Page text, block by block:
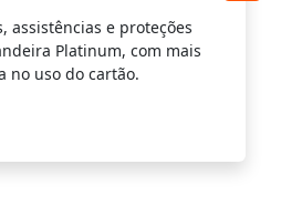
assistências e proteções
Platinum, com mais
no uso do cartão.